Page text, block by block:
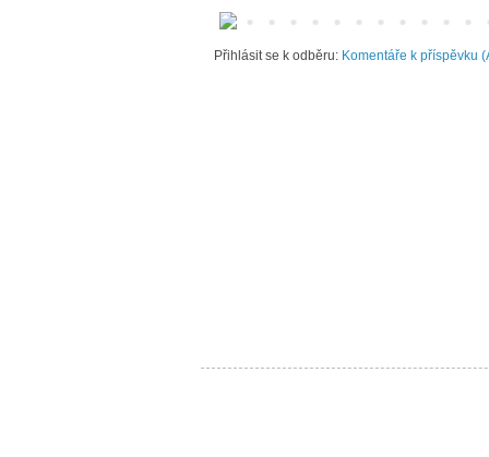
Přihlásit se k odběru: Komentáře k příspěvku